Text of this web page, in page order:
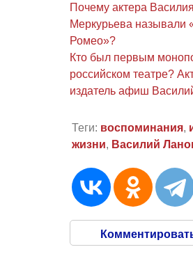
Почему актера Василия
Меркурьева называли
Ромео»?
Кто был первым
российском театре?
издатель афиш
Теги: воспоминания,
жизни, Василий